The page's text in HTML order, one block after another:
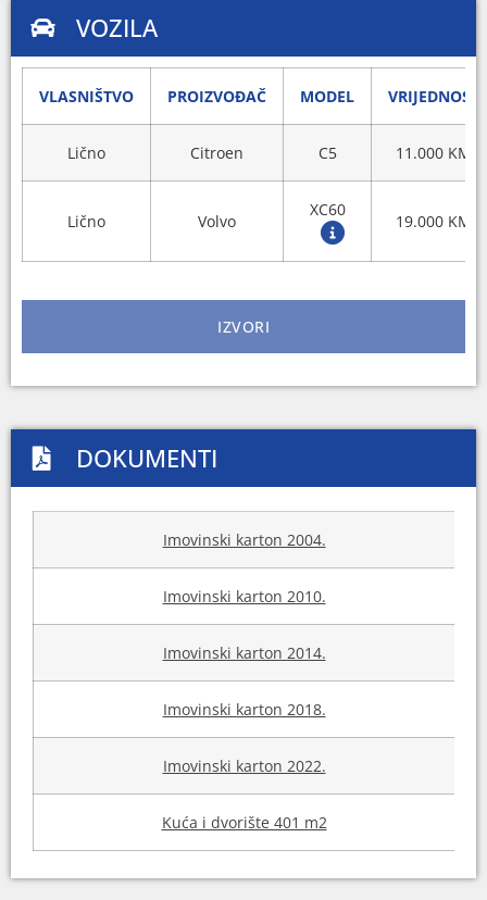
VOZILA
VLASNIŠTVO PROIZVOĐAČ MODEL VRIJEDNOST
Lično Citroen C5 11.000 KM
Lično Volvo
XC60
19.000 KM
IZVORI
DOKUMENTI
Imovinski karton 2004.
Imovinski karton 2010.
Imovinski karton 2014.
Imovinski karton 2018.
Imovinski karton 2022.
Kuća i dvorište 401 m2